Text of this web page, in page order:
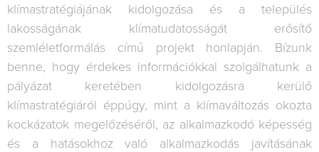
klímastratégiájának kidolgozása és a település
lakosságának klímatudatosságát erősítő
szemléletformálás című projekt honlapján. Bízunk
benne, hogy érdekes információkkal szolgálhatunk a
pályázat keretében kidolgozásra kerülő
klímastratégiáról éppúgy, mint a klímaváltozás okozta
kockázatok megelőzéséről, az alkalmazkodó képesség
és a hatásokhoz való alkalmazkodás javításának